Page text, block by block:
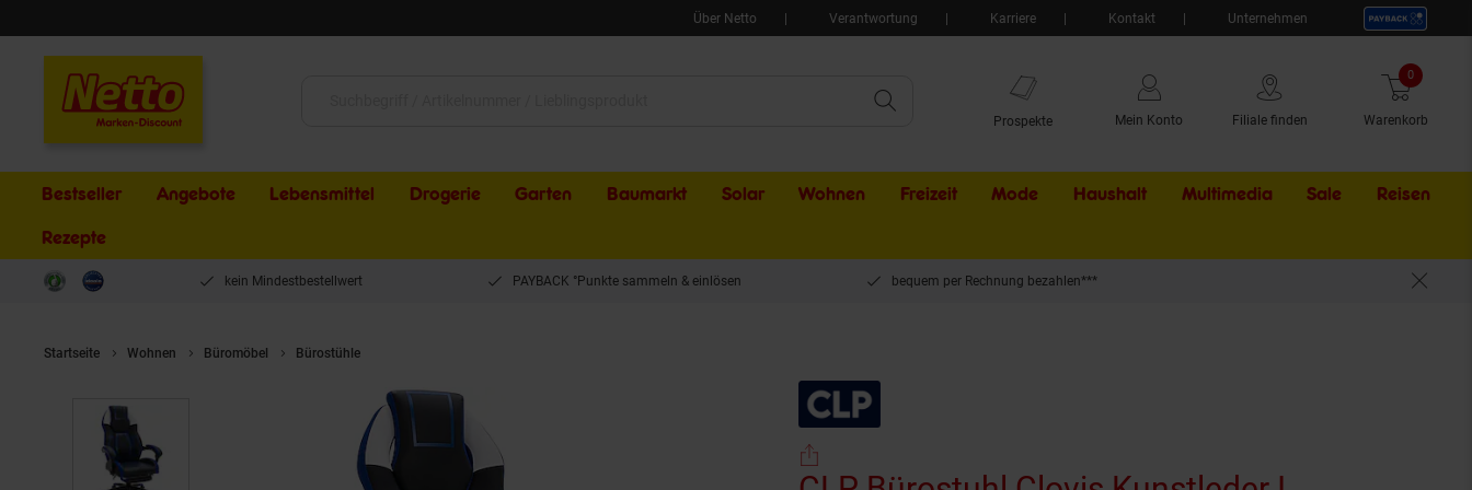
Über Netto Verantwortung Karriere Kontakt Unternehmen
Prospekte Mein Konto Filiale finden Warenkorb
0 Artikel
Bestseller Angebote Lebensmittel Drogerie Garten Baumarkt Solar Wohnen Freizeit Mode Haushalt Multimedia Sale Externer
Reisen
Rezepte
kein Mindestbestellwert PAYBACK °Punkte sammeln & einlösen bequem per Rechnung bezahlen***
Startseite Wohnen Büromöbel Bürostühle